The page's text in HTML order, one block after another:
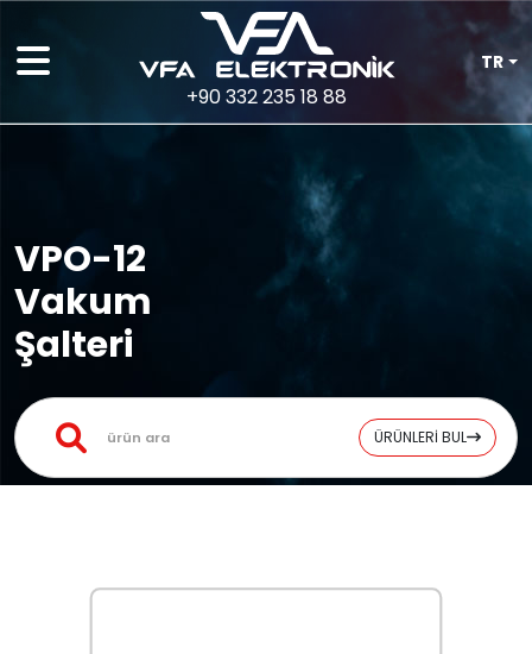
+90 332 235 18 88
TR
VPO-12
Vakum
Şalteri
ÜRÜNLERİ BUL